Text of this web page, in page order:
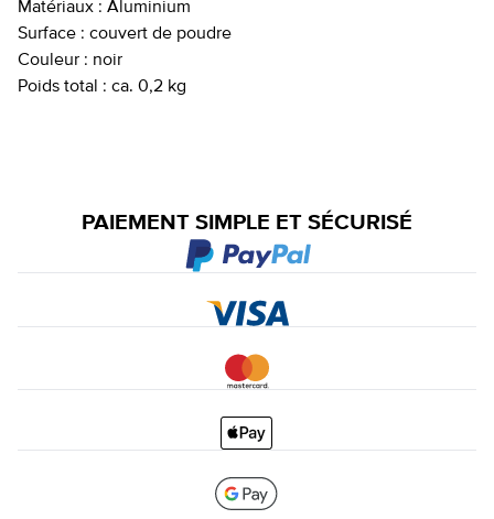
Matériaux : Aluminium
Surface : couvert de poudre
Couleur : noir
Poids total : ca. 0,2 kg
PAIEMENT SIMPLE ET SÉCURISÉ